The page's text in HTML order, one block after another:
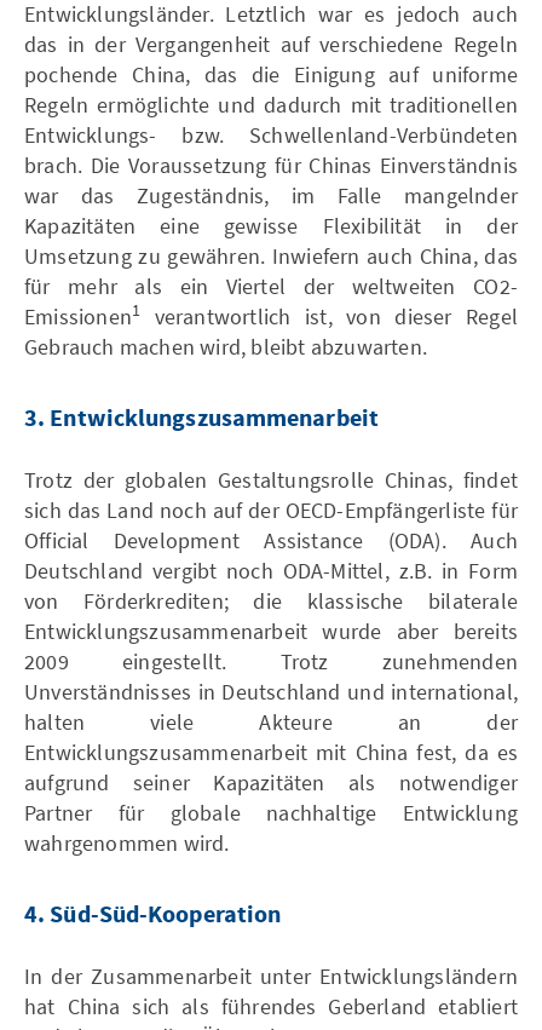
Entwicklungsländer. Letztlich war es jedoch auch
das in der Vergangenheit auf verschiedene Regeln
pochende China, das die Einigung auf uniforme
Regeln ermöglichte und dadurch mit traditionellen
Entwicklungs- bzw. Schwellenland-Verbündeten
brach. Die Voraussetzung für Chinas Einverständnis
war das Zugeständnis, im Falle mangelnder
Kapazitäten eine gewisse Flexibilität in der
Umsetzung zu gewähren. Inwiefern auch China, das
für mehr als ein Viertel der weltweiten CO2-
Emissionen1
verantwortlich ist, von dieser Regel
Gebrauch machen wird, bleibt abzuwarten.
3. Entwicklungszusammenarbeit
Trotz der globalen Gestaltungsrolle Chinas, findet
sich das Land noch auf der OECD-Empfängerliste für
Official Development Assistance (ODA). Auch
Deutschland vergibt noch ODA-Mittel, z.B. in Form
von Förderkrediten; die klassische bilaterale
Entwicklungszusammenarbeit wurde aber bereits
2009 eingestellt. Trotz zunehmenden
Unverständnisses in Deutschland und international,
halten viele Akteure an der
Entwicklungszusammenarbeit mit China fest, da es
aufgrund seiner Kapazitäten als notwendiger
Partner für globale nachhaltige Entwicklung
wahrgenommen wird.
4. Süd-Süd-Kooperation
In der Zusammenarbeit unter Entwicklungsländern
hat China sich als führendes Geberland etabliert